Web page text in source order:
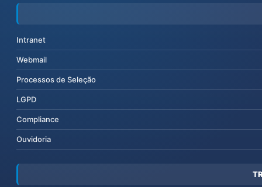
Intranet
Webmail
Processos de Seleção
LGPD
Compliance
Ouvidoria